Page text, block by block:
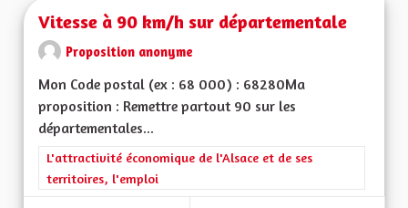
Vitesse à 90 km/h sur départementale
Proposition anonyme
Mon Code postal (ex : 68 000) : 68280Ma
proposition : Remettre partout 90 sur les
départementales...
Filtrer les résultats de la catégorie : L'attractivité
L'attractivité économique de l'Alsace et de ses
territoires, l'emploi